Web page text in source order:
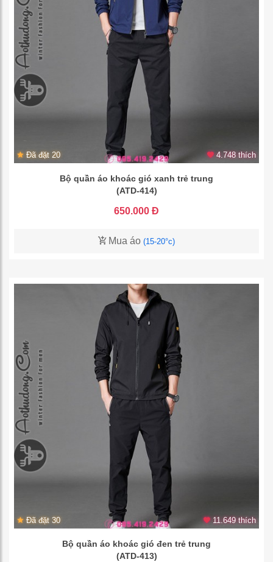
Đã đặt 20 4.748 thích
Bộ quần áo khoác gió xanh trẻ trung
(ATD-414)
650.000 Đ
Mua áo (15-20°c)
Đã đặt 30 11.649 thích
Bộ quần áo khoác gió đen trẻ trung
(ATD-413)